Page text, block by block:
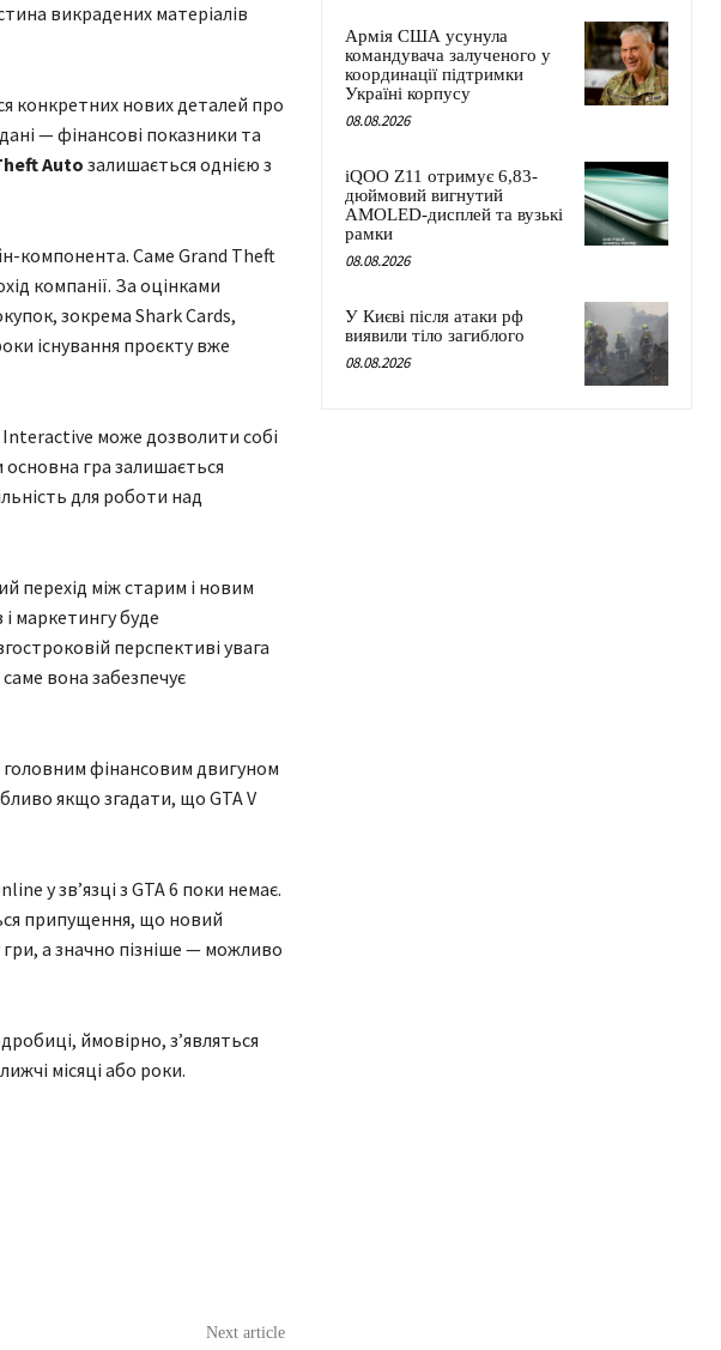
викрадених матеріалів
конкретних нових деталей про
— фінансові показники та
Auto залишається однією з
компонента. Саме Grand Theft
компанії. За оцінками
зокрема Shark Cards,
існування проєкту вже
може дозволити собі
гра залишається
для роботи над
перехід між старим і новим
маркетингу буде
перспективі увага
вона забезпечує
фінансовим двигуном
якщо згадати, що GTA V
у зв’язці з GTA 6 поки немає.
припущення, що новий
а значно пізніше — можливо
ймовірно, з’являться
місяці або роки.
Next article
Армія США усунула
командувача залученого у
координації підтримки
Україні корпусу
08.08.2026
iQOO Z11 отримує 6,83-
дюймовий вигнутий
AMOLED-дисплей та вузькі
рамки
08.08.2026
У Києві після атаки рф
виявили тіло загиблого
08.08.2026